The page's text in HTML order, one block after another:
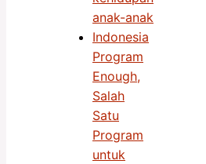
Program
Enough,
Salah
Satu
Program
untuk